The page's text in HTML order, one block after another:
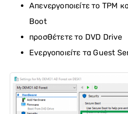
Απενεργοποιείτε το TPM
Boot
προσθέτετε το DVD Drive
Ενεργοποιείτε τα Guest